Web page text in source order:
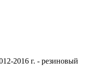
2016 г. - резиновый